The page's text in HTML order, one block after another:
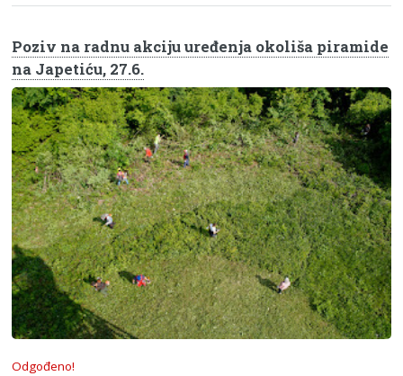
Poziv na radnu akciju uređenja okoliša piramide
na Japetiću, 27.6.
Odgođeno!